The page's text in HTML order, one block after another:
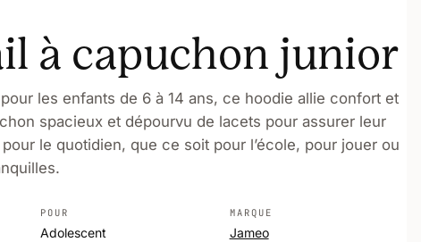
à capuchon junior
les enfants de 6 à 14 ans, ce hoodie allie confort et
spacieux et dépourvu de lacets pour assurer leur
le quotidien, que ce soit pour l’école, pour jouer ou
POUR
Adolescent
MARQUE
Jameo